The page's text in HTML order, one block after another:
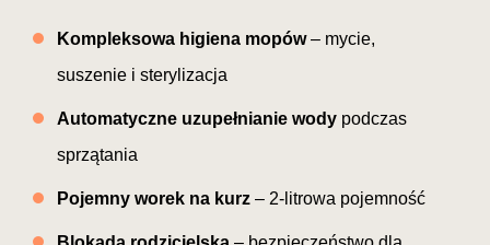
Kompleksowa higiena mopów– mycie,
suszenie i sterylizacja
Automatyczne uzupełnianie wody podczas
sprzątania
Pojemny worek na kurz – 2-litrowa pojemność